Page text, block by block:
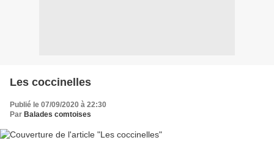
Les coccinelles
Publié le 07/09/2020 à 22:30
Par Balades comtoises